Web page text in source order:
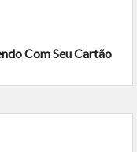
Com Seu Cartão